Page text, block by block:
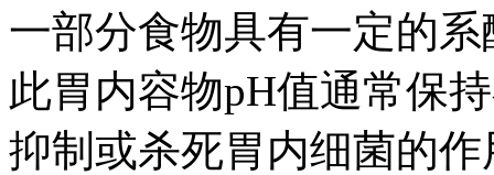
一部分食物具有一定的
此胃内容物pH值通常保
抑制或杀死胃内细菌的